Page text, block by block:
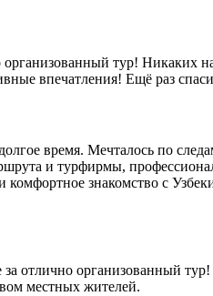
тур! Никаких
впечатления! Ещё раз
время. Мечталось по
и турфирмы,
знакомство с
отлично организованный
местных жителей.